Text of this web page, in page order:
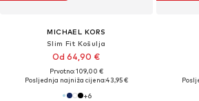
MICHAEL KORS
Slim Fit Košulja
Od 64,90 €
Prvotno: 109,00 €
Posljednja najniža cijena:43,95 €
+6